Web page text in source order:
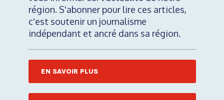
région. S'abonner pour lire ces articles,
c'est soutenir un journalisme
indépendant et ancré dans sa région.
EN SAVOIR PLUS